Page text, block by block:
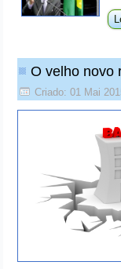
O velho novo
Criado: 01 Mai